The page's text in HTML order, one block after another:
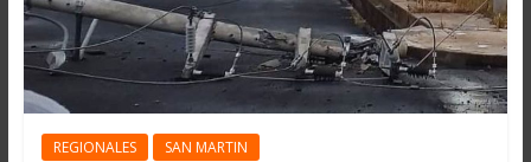
REGIONALES SAN MARTIN